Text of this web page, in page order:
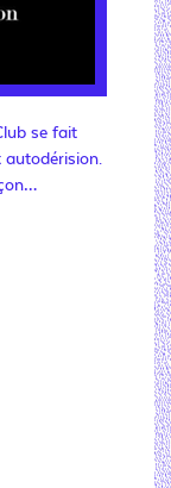
se fait
autodérision.